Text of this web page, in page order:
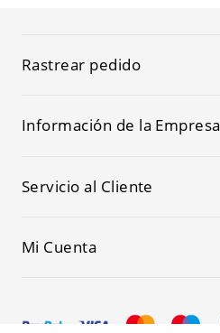
Rastrear pedido
Información de la Empresa
Servicio al Cliente
Mi Cuenta